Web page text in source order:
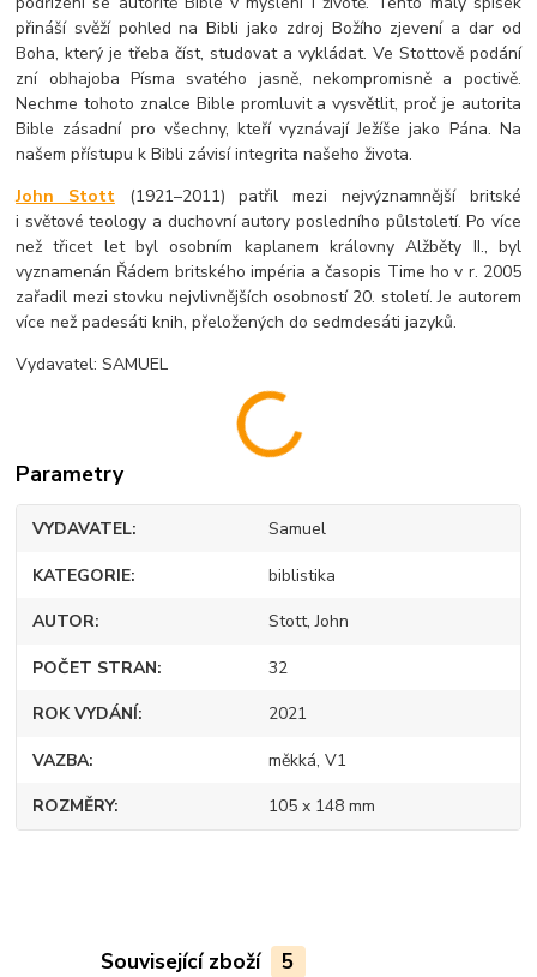
přináší svěží pohled na Bibli jako zdroj Božího zjevení a dar od
Boha, který je třeba číst, studovat a vykládat. Ve Stottově podání
zní obhajoba Písma svatého jasně, nekompromisně a poctivě.
Nechme tohoto znalce Bible promluvit a vysvětlit, proč je autorita
Bible zásadní pro všechny, kteří vyznávají Ježíše jako Pána. Na
našem přístupu k Bibli závisí integrita našeho života.
John Stott(1921–2011) patřil mezi nejvýznamnější britské
i světové teology a duchovní autory posledního půlstoletí. Po více
než třicet let byl osobním kaplanem královny Alžběty II., byl
vyznamenán Řádem britského impéria a časopis Time ho v r. 2005
zařadil mezi stovku nejvlivnějších osobností 20. století. Je autorem
více než padesáti knih, přeložených do sedmdesáti jazyků.
Vydavatel: SAMUEL
Parametry
VYDAVATEL Samuel
KATEGORIE biblistika
AUTOR Stott, John
POČET STRAN 32
ROK VYDÁNÍ 2021
VAZBA měkká, V1
ROZMĚRY 105 x 148 mm
Související zboží 5